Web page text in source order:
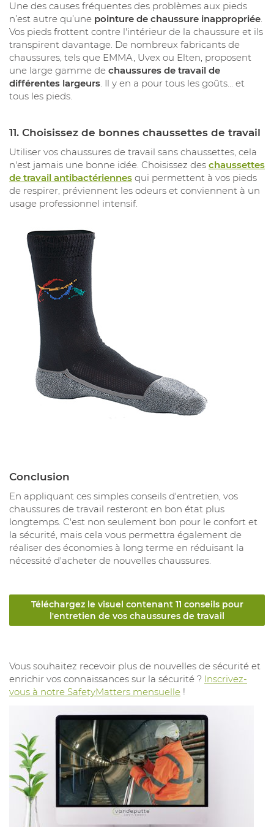
Une des causes fréquentes des problèmes aux pieds
n’est autre qu’une pointure de chaussure inappropriée
Vos pieds frottent contre l'intérieur de la chaussure et ils
transpirent davantage. De nombreux fabricants de
chaussures, tels que EMMA, Uvex ou Elten, proposent
une large gamme de chaussures de travail de
différentes largeurs . Il y en a pour tous les goûts... et
tous les pieds.
11. Choisissez de bonnes chaussettes de travail
Utiliser vos chaussures de travail sans chaussettes, cela
n'est jamais une bonne idée. Choisissez des chaussettes
de travail antibactériennes qui permettent à vos pieds
de respirer, préviennent les odeurs et conviennent à un
usage professionnel intensif.
Conclusion
En appliquant ces simples conseils d'entretien, vos
chaussures de travail resteront en bon état plus
longtemps. C'est non seulement bon pour le confort et
la sécurité, mais cela vous permettra également de
réaliser des économies à long terme en réduisant la
nécessité d'acheter de nouvelles chaussures.
Téléchargez le visuel contenant 11 conseils pour
l'entretien de vos chaussures de travail
Vous souhaitez recevoir plus de nouvelles de sécurité et
enrichir vos connaissances sur la sécurité ? Inscrivez-
vous à notre SafetyMatters mensuelle !